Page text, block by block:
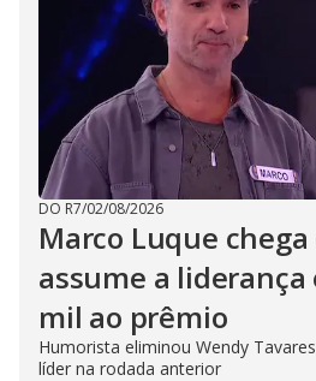
DO R7/02/08/2026
Marco Luque
assume a liderança
mil ao prêmio
Humorista eliminou Wendy
líder na rodada anterior